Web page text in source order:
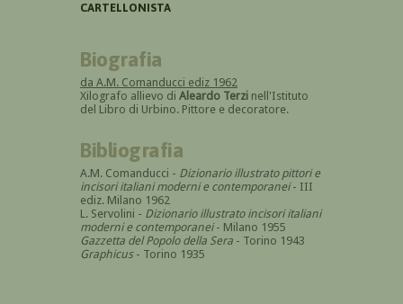
CARTELLONISTA
Biografia
da A.M. Comanducci ediz 1962
Xilografo allievo di Aleardo Terzi nell'Istituto
del Libro di Urbino. Pittore e decoratore.
Bibliografia
A.M. Comanducci - Dizionario illustrato pittori e
incisori italiani moderni e contemporanei- III
ediz. Milano 1962
L. Servolini - Dizionario illustrato incisori italiani
moderni e contemporanei- Milano 1955
Gazzetta del Popolo della Sera - Torino 1943
Graphicus- Torino 1935